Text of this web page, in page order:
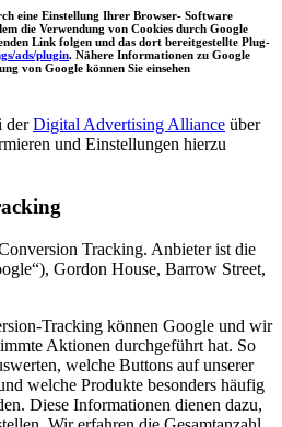
eine Einstellung Ihrer Browser- Software
die Verwendung von Cookies durch Google
Link folgen und das dort bereitgestellte Plug-
ads/plugin. Nähere Informationen zu Google
von Google können Sie einsehen
derDigital Advertising Alliance über
und Einstellungen hierzu
Tracking. Anbieter ist die
Gordon House, Barrow Street,
Tracking können Google und wir
Aktionen durchgeführt hat. So
welche Buttons auf unserer
welche Produkte besonders häufig
Diese Informationen dienen dazu,